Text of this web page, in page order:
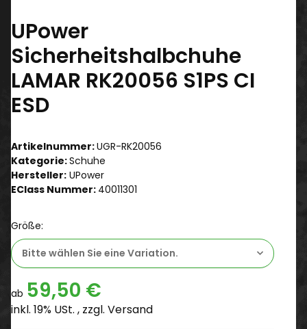
UPower
Sicherheitshalbchuhe
LAMAR RK20056 S1PS CI
ESD
Artikelnummer:UGR-RK20056
Kategorie:Schuhe
Hersteller: UPower
EClass Nummer: 40011301
Größe:
Bitte wählen Sie eine Variation.
ab 59,50 €
inkl. 19% USt. , zzgl. Versand